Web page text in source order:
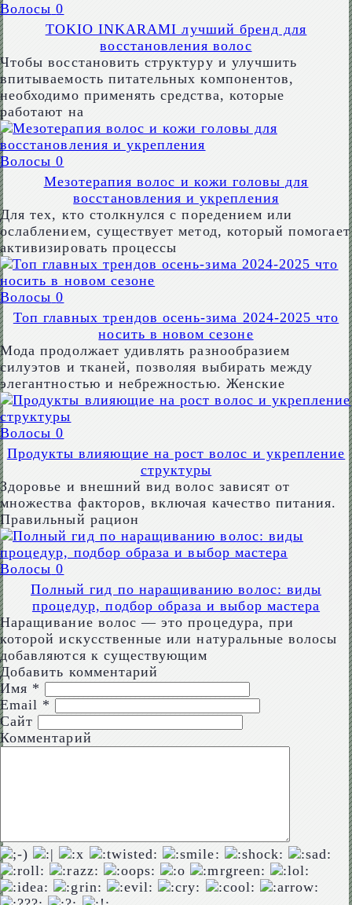
Волосы 0
TOKIO INKARAMI лучший бренд для
восстановления волос
Чтобы восстановить структуру и улучшить
впитываемость питательных компонентов,
необходимо применять средства, которые
работают на
Волосы 0
Мезотерапия волос и кожи головы для
восстановления и укрепления
Для тех, кто столкнулся с поредением или
ослаблением, существует метод, который помогает
активизировать процессы
Волосы 0
Топ главных трендов осень-зима 2024-2025 что
носить в новом сезоне
Мода продолжает удивлять разнообразием
силуэтов и тканей, позволяя выбирать между
элегантностью и небрежностью. Женские
Волосы 0
Продукты влияющие на рост волос и укрепление
структуры
Здоровье и внешний вид волос зависят от
множества факторов, включая качество питания.
Правильный рацион
Волосы 0
Полный гид по наращиванию волос: виды
процедур, подбор образа и выбор мастера
Наращивание волос — это процедура, при
которой искусственные или натуральные волосы
добавляются к существующим
Добавить комментарий
Имя *
Email *
Сайт
Комментарий